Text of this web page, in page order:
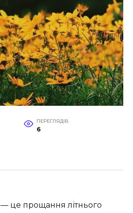
ПЕРЕГЛЯДІВ
6
— це прощання літнього